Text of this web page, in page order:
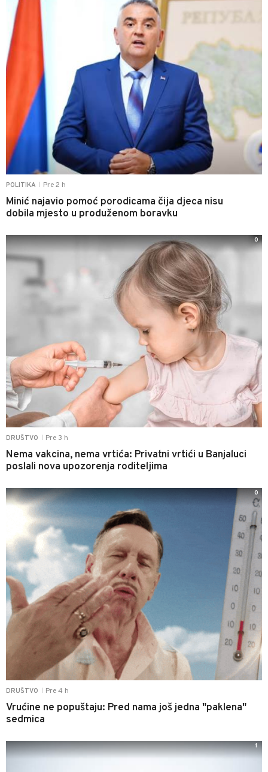
POLITIKA Pre 2 h
Minić najavio pomoć porodicama čija djeca nisu
dobila mjesto u produženom boravku
DRUŠTVO Pre 3 h
Nema vakcina, nema vrtića: Privatni vrtići u Banjaluci
poslali nova upozorenja roditeljima
0
DRUŠTVO Pre 4 h
Vrućine ne popuštaju: Pred nama još jedna "paklena"
sedmica
0
1